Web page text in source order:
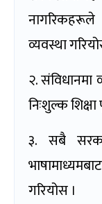
नागरिकहरूले
व्यवस्था
२.
निःशुल्क
३. सबै
गरियोस ।